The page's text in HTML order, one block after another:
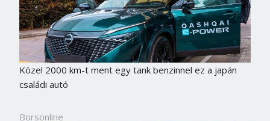
Közel 2000 km-t ment egy tank benzinnel ez a japán
családi autó
Borsonline